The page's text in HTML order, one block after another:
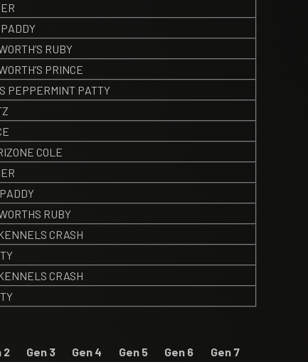
PADDY
RUBY
PRINCE
PEPPERMINT PATTY
COLE
RUBY
CRASH
CRASH
2 Gen 3 Gen 4 Gen 5 Gen 6
Gen 7